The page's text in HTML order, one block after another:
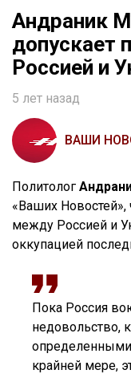
Андраник
допускает
Россией и
5 лет назад
ВАШИ
Политолог
«Ваших
между Россией и
оккупацией
Пока Россия
недовольство,
крайней мере,